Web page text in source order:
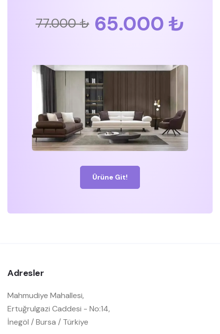
77.000 ₺ 65.000 ₺
Ürüne Git!
Adresler
Mahmudiye Mahallesi,
Ertuğrulgazi Caddesi - No:14,
İnegöl / Bursa / Türkiye